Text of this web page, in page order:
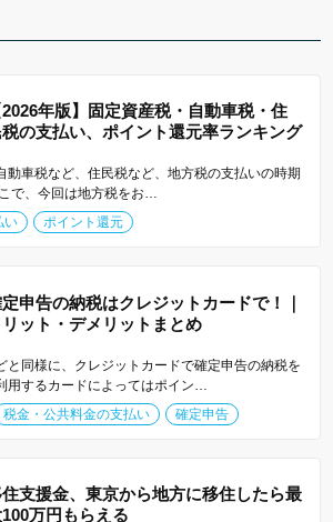
2026年版】固定資産税・自動車税・住
税の支払い、ポイント還元率ランキング
動車税など、住民税など、地方税の支払いの時期
で、今回は地方税をお…
い
ポイント還元
申告の納税はクレジットカードで！｜
リット・デメリットまとめ
と同様に、クレジットカードで確定申告の納税を
用するカードによってはポイン…
税金・公共料金の支払い 確定申告
支援金、東京から地方に移住したら最
万円もらえる